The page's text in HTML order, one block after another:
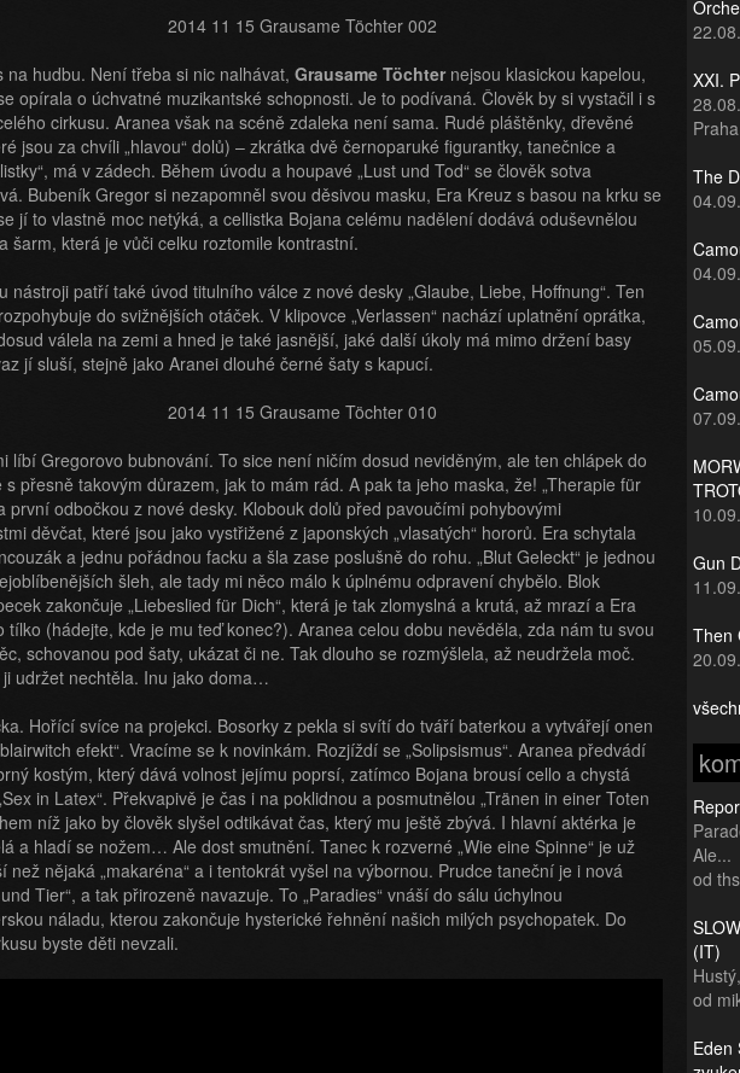
na hudbu. Není třeba si nic nalhávat, Grausame Töchternejsou klasickou kapelou,
opírala o úchvatné muzikantské schopnosti. Je to podívaná. Člověk by si vystačil i s
cirkusu. Aranea však na scéně zdaleka není sama. Rudé pláštěnky, dřevěné
jsou za chvíli „hlavou“ dolů) – zkrátka dvě černoparuké figurantky, tanečnice a
má v zádech. Během úvodu a houpavé „Lust und Tod“ se člověk sotva
Bubeník Gregor si nezapomněl svou děsivou masku, Era Kreuz s basou na krku se
jí to vlastně moc netýká, a cellistka Bojana celému nadělení dodává oduševnělou
šarm, která je vůči celku roztomile kontrastní.
nástroji patří také úvod titulního válce z nové desky „Glaube, Liebe, Hoffnung“. Ten
do svižnějších otáček. V klipovce „Verlassen“ nachází uplatnění oprátka,
válela na zemi a hned je také jasnější, jaké další úkoly má mimo držení basy
jí sluší, stejně jako Aranei dlouhé černé šaty s kapucí.
líbí Gregorovo bubnování. To sice není ničím dosud neviděným, ale ten chlápek do
s přesně takovým důrazem, jak to mám rád. A pak ta jeho maska, že! „Therapie für
první odbočkou z nové desky. Klobouk dolů před pavoučími pohybovými
děvčat, které jsou jako vystřižené z japonských „vlasatých“ hororů. Era schytala
a jednu pořádnou facku a šla zase poslušně do rohu. „Blut Geleckt“ je jednou
šleh, ale tady mi něco málo k úplnému odpravení chybělo. Blok
zakončuje „Liebeslied für Dich“, která je tak zlomyslná a krutá, až mrazí a Era
tílko (hádejte, kde je mu teď konec?). Aranea celou dobu nevěděla, zda nám tu svou
schovanou pod šaty, ukázat či ne. Tak dlouho se rozmýšlela, až neudržela moč.
udržet nechtěla. Inu jako doma…
Hořící svíce na projekci. Bosorky z pekla si svítí do tváří baterkou a vytvářejí onen
efekt“. Vracíme se k novinkám. Rozjíždí se „Solipsismus“. Aranea předvádí
kostým, který dává volnost jejímu poprsí, zatímco Bojana brousí cello a chystá
in Latex“. Překvapivě je čas i na poklidnou a posmutnělou „Tränen in einer Toten
níž jako by člověk slyšel odtikávat čas, který mu ještě zbývá. I hlavní aktérka je
a hladí se nožem… Ale dost smutnění. Tanec k rozverné „Wie eine Spinne“ je už
než nějaká „makaréna“ a i tentokrát vyšel na výbornou. Prudce taneční je i nová
Tier“, a tak přirozeně navazuje. To „Paradies“ vnáší do sálu úchylnou
náladu, kterou zakončuje hysterické řehnění našich milých psychopatek. Do
byste děti nevzali.
22.08.
XXI.
28.08.
The
04.09.
04.09.
05.09.
07.09.
10.09.
Gun
11.09.
Then
20.09.
Ale...
od ths
(IT)
od
Eden